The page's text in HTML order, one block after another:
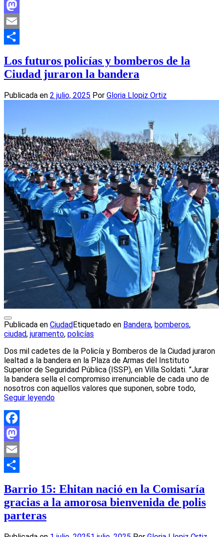
Facebook
Mastodon
Email
Los futuros policías y bomberos de la
Ciudad juraron la bandera
Publicada en 2 julio, 2025 Por Gloria Llopiz Ortiz
Publicada en Ciudad Etiquetado en Bandera, bomberos,
ciudad, juramento, policías
Dos mil cadetes de la Policía y Bomberos de la Ciudad juraron
lealtad a la bandera en la Plaza de Armas del Instituto
Superior de Seguridad Pública (ISSP), en Villa Soldati. ”Jurar
la bandera sella el compromiso irrenunciable de cada uno de
nosotros con aquellos valores que suponen, sobre todo,
Seguir leyendo
Facebook
Mastodon
Email
Barrio 15: Ehitan nació en la Comisaría
gracias a la amorosa bienvenida de polis
parteras